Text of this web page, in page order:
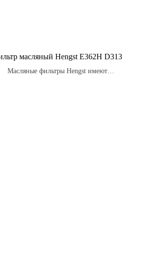
масляный Hengst E362H D313
Масляные фильтры Hengst имеют